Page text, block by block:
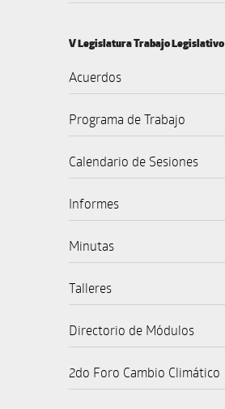
V Legislatura Trabajo Legislativo
Acuerdos
Programa de Trabajo
Calendario de Sesiones
Informes
Minutas
Talleres
Directorio de Módulos
2do Foro Cambio Climático